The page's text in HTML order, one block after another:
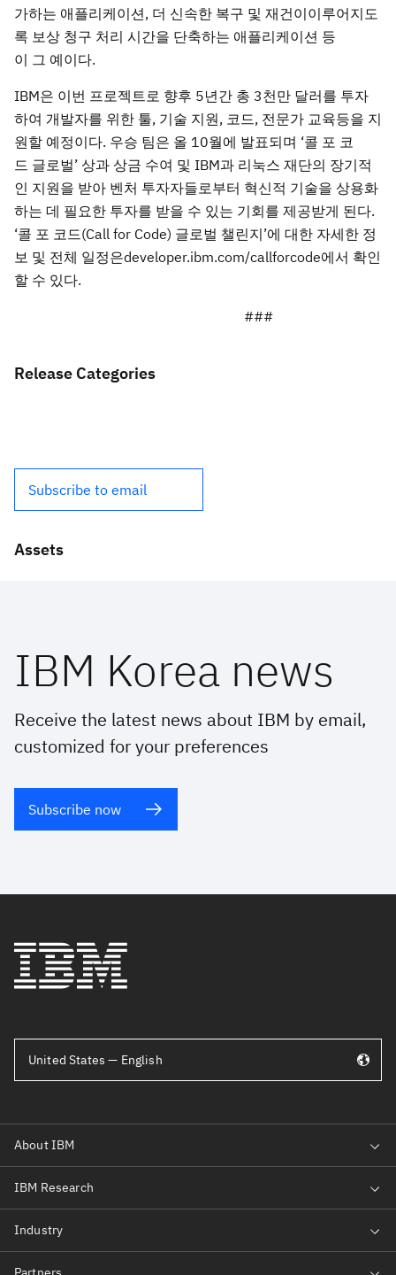
가하는 애플리케이션, 더 신속한 복구 및 재건이이루어지도
록 보상 청구 처리 시간을 단축하는 애플리케이션 등
이 그 예이다.
IBM은 이번 프로젝트로 향후 5년간 총 3천만 달러를 투자
하여 개발자를 위한 툴, 기술 지원, 코드, 전문가 교육등을 지
원할 예정이다. 우승 팀은 올 10월에 발표되며 ‘콜 포 코
드 글로벌’ 상과 상금 수여 및 IBM과 리눅스 재단의 장기적
인 지원을 받아 벤처 투자자들로부터 혁신적 기술을 상용화
하는 데 필요한 투자를 받을 수 있는 기회를 제공받게 된다.
‘콜 포 코드(Call for Code) 글로벌 챌린지’에 대한 자세한 정
보 및 전체 일정은developer.ibm.com/callforcode에서 확인
할 수 있다.
###
Release Categories
Subscribe to email
Assets
IBM Korea news
Receive the latest news about IBM by email,
customized for your preferences
Subscribe now
United States — English